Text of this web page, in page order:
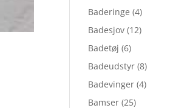
Baderinge (4)
Badesjov (12)
Badetøj (6)
Badeudstyr (8)
Badevinger (4)
Bamser (25)